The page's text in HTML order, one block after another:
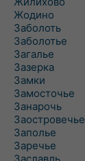
Жодино
Заболоть
Заболотье
Загалье
Зазерка
Замки
Замосточье
Занарочь
Заостровечье
Заполье
Заречье